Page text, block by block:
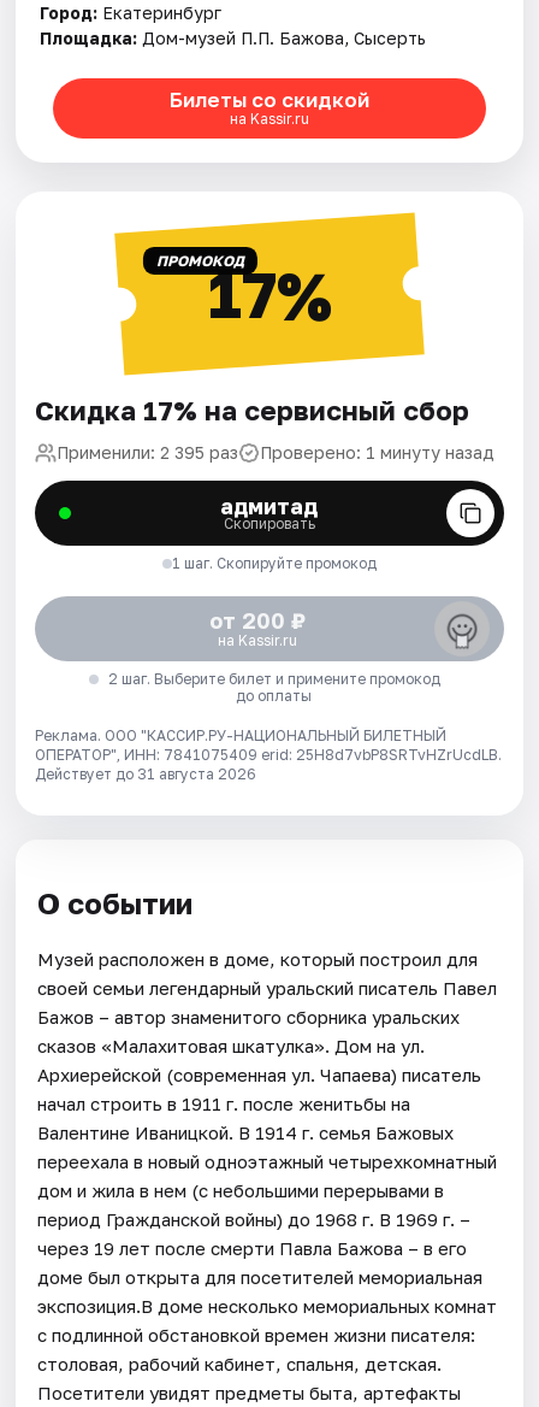
Рейтинги
Город: Екатеринбург
Площадка: Дом-музей П.П. Бажова, Сысерть
Билеты со скидкой
на Kassir.ru
ПРОМОКОД17%
Скидка 17% на сервисный сбор
Применили: 2 395 раз Проверено: 1 минуту назад
адмитад
Скопировать
1 шаг. Скопируйте промокод
от 200 ₽
на Kassir.ru
2 шаг. Выберите билет и примените промокод
до оплаты
Реклама. ООО "КАССИР.РУ-НАЦИОНАЛЬНЫЙ БИЛЕТНЫЙ
ОПЕРАТОР", ИНН: 7841075409 erid: 25H8d7vbP8SRTvHZrUcdLB.
Действует до 31 августа 2026
О событии
Музей расположен в доме, который построил для
своей семьи легендарный уральский писатель Павел
Бажов – автор знаменитого сборника уральских
сказов «Малахитовая шкатулка». Дом на ул.
Архиерейской (современная ул. Чапаева) писатель
начал строить в 1911 г. после женитьбы на
Валентине Иваницкой. В 1914 г. семья Бажовых
переехала в новый одноэтажный четырехкомнатный
дом и жила в нем (с небольшими перерывами в
период Гражданской войны) до 1968 г. В 1969 г. –
через 19 лет после смерти Павла Бажова – в его
доме был открыта для посетителей мемориальная
экспозиция.В доме несколько мемориальных комнат
с подлинной обстановкой времен жизни писателя:
столовая, рабочий кабинет, спальня, детская.
Посетители увидят предметы быта, артефакты